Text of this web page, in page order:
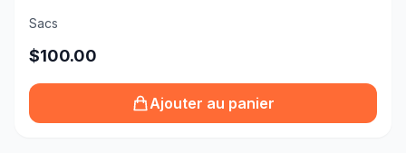
Sacs
$100.00
Ajouter au panier